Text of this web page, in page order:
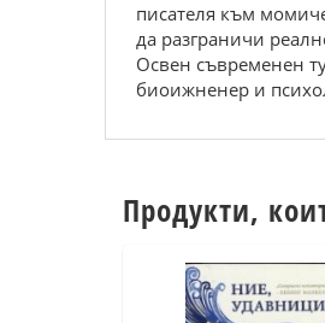
писателя към
да разграничи
Освен съвременен
биоижненер и
Продукти,